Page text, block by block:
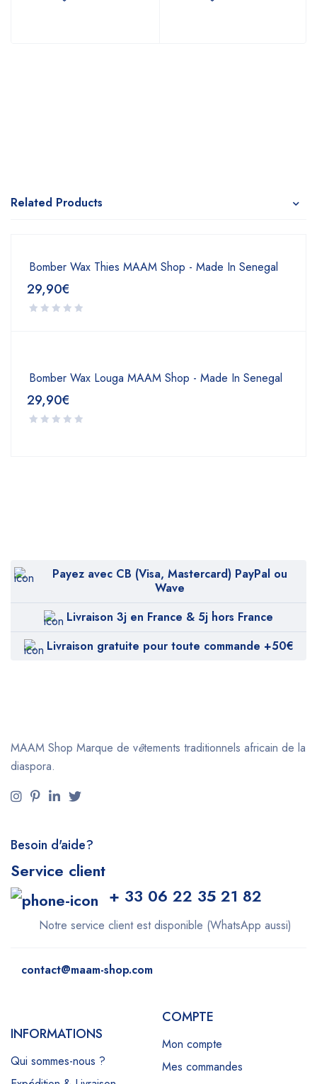
Related Products
Bomber Wax Thies MAAM Shop - Made In Senegal
29,90€
Bomber Wax Louga MAAM Shop - Made In Senegal
29,90€
Payez avec CB (Visa, Mastercard) PayPal ou
Wave
Livraison 3j en France & 5j hors France
Livraison gratuite pour toute commande +50€
MAAM Shop Marque de vêtements traditionnels africain de la
diaspora.
Besoin d'aide?
Service client
+ 33 06 22 35 21 82
Notre service client est disponible (WhatsApp aussi)
contact@maam-shop.com
INFORMATIONS
Qui sommes-nous ?
COMPTE
Mon compte
Mes commandes